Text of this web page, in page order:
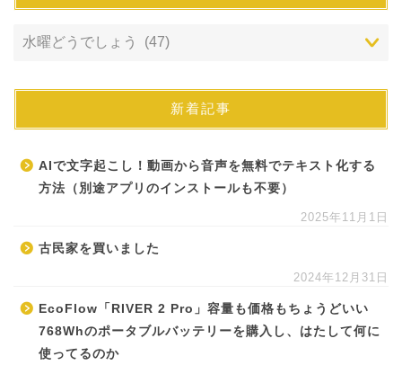
新着記事
AIで文字起こし！動画から音声を無料でテキスト化する
方法（別途アプリのインストールも不要）
2025年11月1日
古民家を買いました
2024年12月31日
EcoFlow「RIVER 2 Pro」容量も価格もちょうどいい
768Whのポータブルバッテリーを購入し、はたして何に
使ってるのか